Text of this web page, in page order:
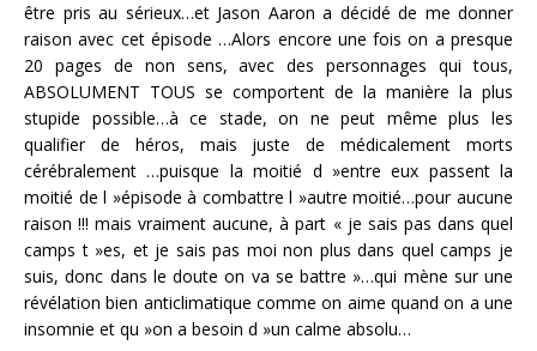
être pris au sérieux…et Jason Aaron a décidé de me donner
raison avec cet épisode …Alors encore une fois on a presque
20 pages de non sens, avec des personnages qui tous,
ABSOLUMENT TOUS se comportent de la manière la plus
stupide possible…à ce stade, on ne peut même plus les
qualifier de héros, mais juste de médicalement morts
cérébralement …puisque la moitié d »entre eux passent la
moitié de l »épisode à combattre l »autre moitié…pour aucune
raison !!! mais vraiment aucune, à part « je sais pas dans quel
camps t »es, et je sais pas moi non plus dans quel camps je
suis, donc dans le doute on va se battre »…qui mène sur une
révélation bien anticlimatique comme on aime quand on a une
insomnie et qu »on a besoin d »un calme absolu…